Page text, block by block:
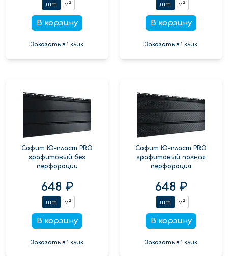
шт м²
В корзину
Заказать в 1 клик
шт м²
В корзину
Заказать в 1 клик
Софит Ю-пласт PRO
графитовый без
перфорации
648 ₽
шт м²
В корзину
Заказать в 1 клик
Софит Ю-пласт PRO
графитовый полная
перфорация
648 ₽
шт м²
В корзину
Заказать в 1 клик